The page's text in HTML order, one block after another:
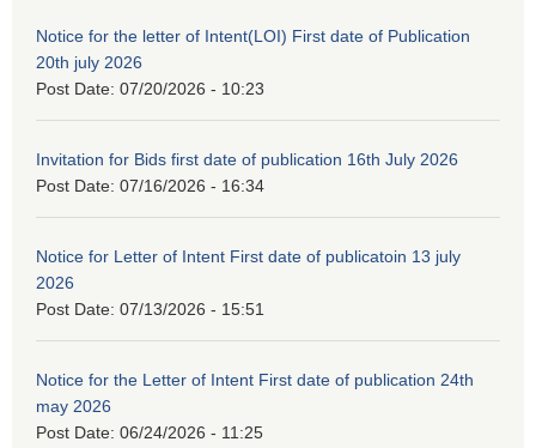
Notice for the letter of Intent(LOI) First date of Publication
20th july 2026
Post Date: 07/20/2026 - 10:23
Invitation for Bids first date of publication 16th July 2026
Post Date: 07/16/2026 - 16:34
Notice for Letter of Intent First date of publicatoin 13 july
2026
Post Date: 07/13/2026 - 15:51
Notice for the Letter of Intent First date of publication 24th
may 2026
Post Date: 06/24/2026 - 11:25